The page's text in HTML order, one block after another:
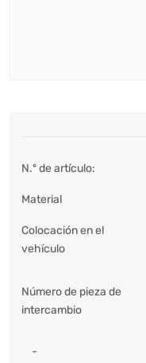
N.º de artículo:
Material
Colocación en el
vehículo
Número de pieza de
intercambio
-